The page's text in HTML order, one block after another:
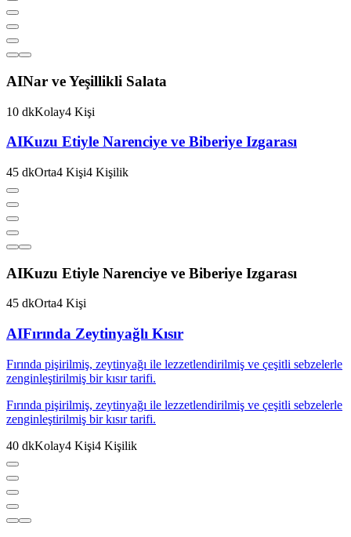
AINar ve Yeşillikli Salata
10 dkKolay4 Kişi
AIKuzu Etiyle Narenciye ve Biberiye Izgarası
45 dkOrta4 Kişi4 Kişilik
AIKuzu Etiyle Narenciye ve Biberiye Izgarası
45 dkOrta4 Kişi
AIFırında Zeytinyağlı Kısır
Fırında pişirilmiş, zeytinyağı ile lezzetlendirilmiş ve çeşitli sebzelerle
zenginleştirilmiş bir kısır tarifi.
Fırında pişirilmiş, zeytinyağı ile lezzetlendirilmiş ve çeşitli sebzelerle
zenginleştirilmiş bir kısır tarifi.
40 dkKolay4 Kişi4 Kişilik